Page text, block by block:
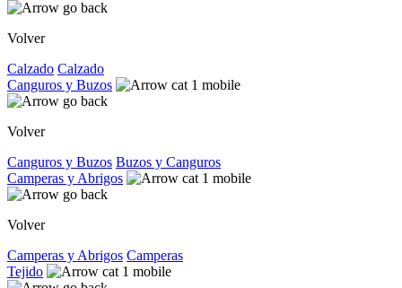
Volver
Calzado Calzado
Canguros y Buzos
Volver
Canguros y Buzos Buzos y Canguros
Camperas y Abrigos
Volver
Camperas y Abrigos Camperas
Tejido